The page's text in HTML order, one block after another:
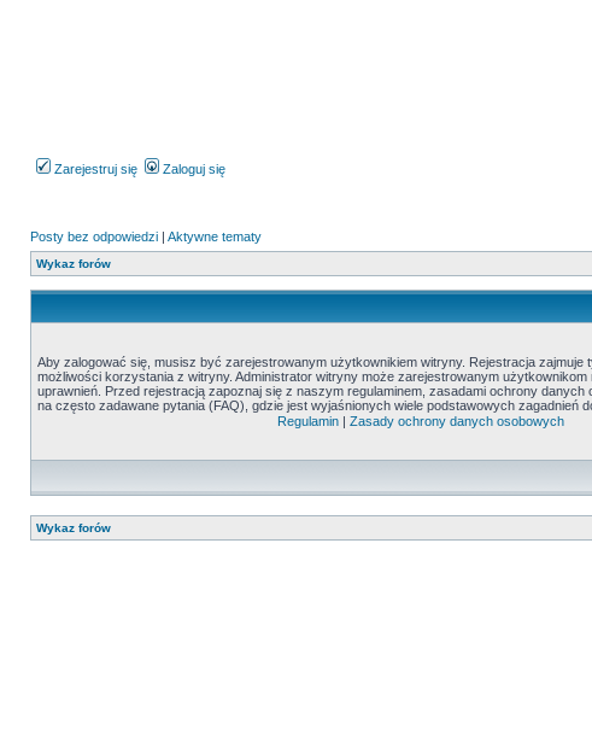
Zarejestruj się Zaloguj się
Posty bez odpowiedzi | Aktywne tematy
Wykaz forów
Aby zalogować się, musisz być zarejestrowanym użytkownikiem witryny. Rejestracja zajmuje
możliwości korzystania z witryny. Administrator witryny może zarejestrowanym użytkownikom
uprawnień. Przed rejestracją zapoznaj się z naszym regulaminem, zasadami ochrony danych
na często zadawane pytania (FAQ), gdzie jest wyjaśnionych wiele podstawowych zagadnień
Regulamin| Zasady ochrony danych osobowych
Wykaz forów